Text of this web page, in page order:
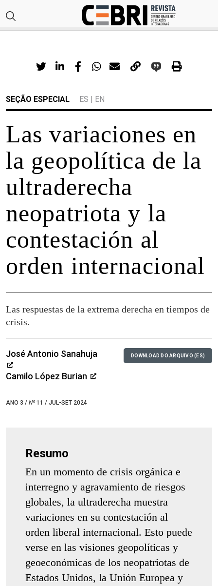
SEÇÃO ESPECIAL ES | EN
Las variaciones en
la geopolítica de la
ultraderecha
neopatriota y la
contestación al
orden internacional
Las respuestas de la extrema derecha en tiempos de
crisis.
José Antonio Sanahuja
Camilo López Burian
ANO 3 / Nº 11 / JUL-SET 2024
DOWNLOAD DO ARQUIVO (ES)
Resumo
En un momento de crisis orgánica e
interregno y agravamiento de riesgos
globales, la ultraderecha muestra
variaciones en su contestación al
orden liberal internacional. Esto puede
verse en las visiones geopolíticas y
geoeconómicas de los neopatriotas de
Estados Unidos, la Unión Europea y